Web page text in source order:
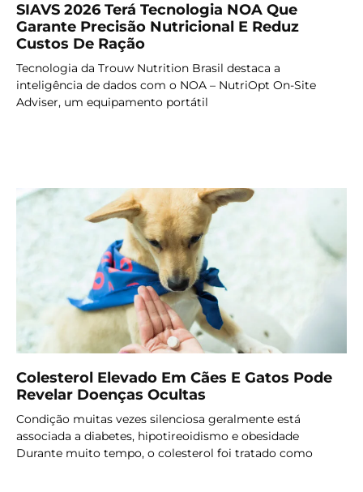
SIAVS 2026 Terá Tecnologia NOA Que
Garante Precisão Nutricional E Reduz
Custos De Ração
Tecnologia da Trouw Nutrition Brasil destaca a
inteligência de dados com o NOA – NutriOpt On-Site
Adviser, um equipamento portátil
Colesterol Elevado Em Cães E Gatos Pode
Revelar Doenças Ocultas
Condição muitas vezes silenciosa geralmente está
associada a diabetes, hipotireoidismo e obesidade
Durante muito tempo, o colesterol foi tratado como